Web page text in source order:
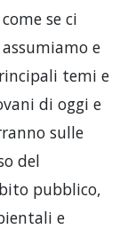
se ci
assumiamo e
temi e
di oggi e
sulle
del
pubblico,
e